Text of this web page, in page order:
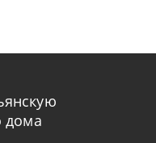
по запросу
дома